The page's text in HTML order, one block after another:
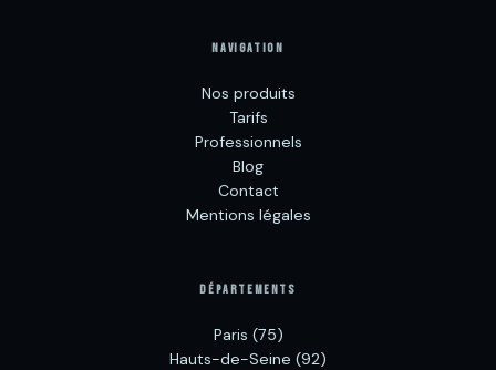
NAVIGATION
Nos produits
Tarifs
Professionnels
Blog
Contact
Mentions légales
DÉPARTEMENTS
Paris (75)
Hauts-de-Seine (92)